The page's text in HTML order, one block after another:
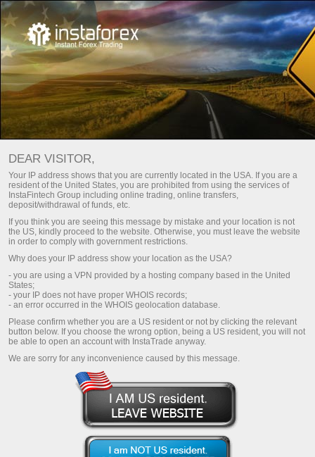
For traders Trade analysis articles Trade reviews
FOREX ANALYSIS – DAILY
MARKET UPDATES
Rút tiền
Top analysis articles
GBP/USD – Phân tích Smart Money: Kỳ
vọng về việc FOMC tiếp tục thắt chặt
chính sách vẫn ở mức thấp
DEAR VISITOR,
Your IP address shows that you are currently located in the USA. If you are a
resident of the United States, you are prohibited from using the services of
InstaFintech Group including online trading, online transfers,
deposit/withdrawal of funds, etc.
If you think you are seeing this message by mistake and your location is not
the US, kindly proceed to the website. Otherwise, you must leave the website
in order to comply with government restrictions.
Why does your IP address show your location as the USA?
- you are using a VPN provided by a hosting company based in the United
States;
- your IP does not have proper WHOIS records;
- an error occurred in the WHOIS geolocation database.
Please confirm whether you are a US resident or not by clicking the relevant
button below. If you choose the wrong option, being a US resident, you will not
be able to open an account with InstaTrade anyway.
We are sorry for any inconvenience caused by this message.